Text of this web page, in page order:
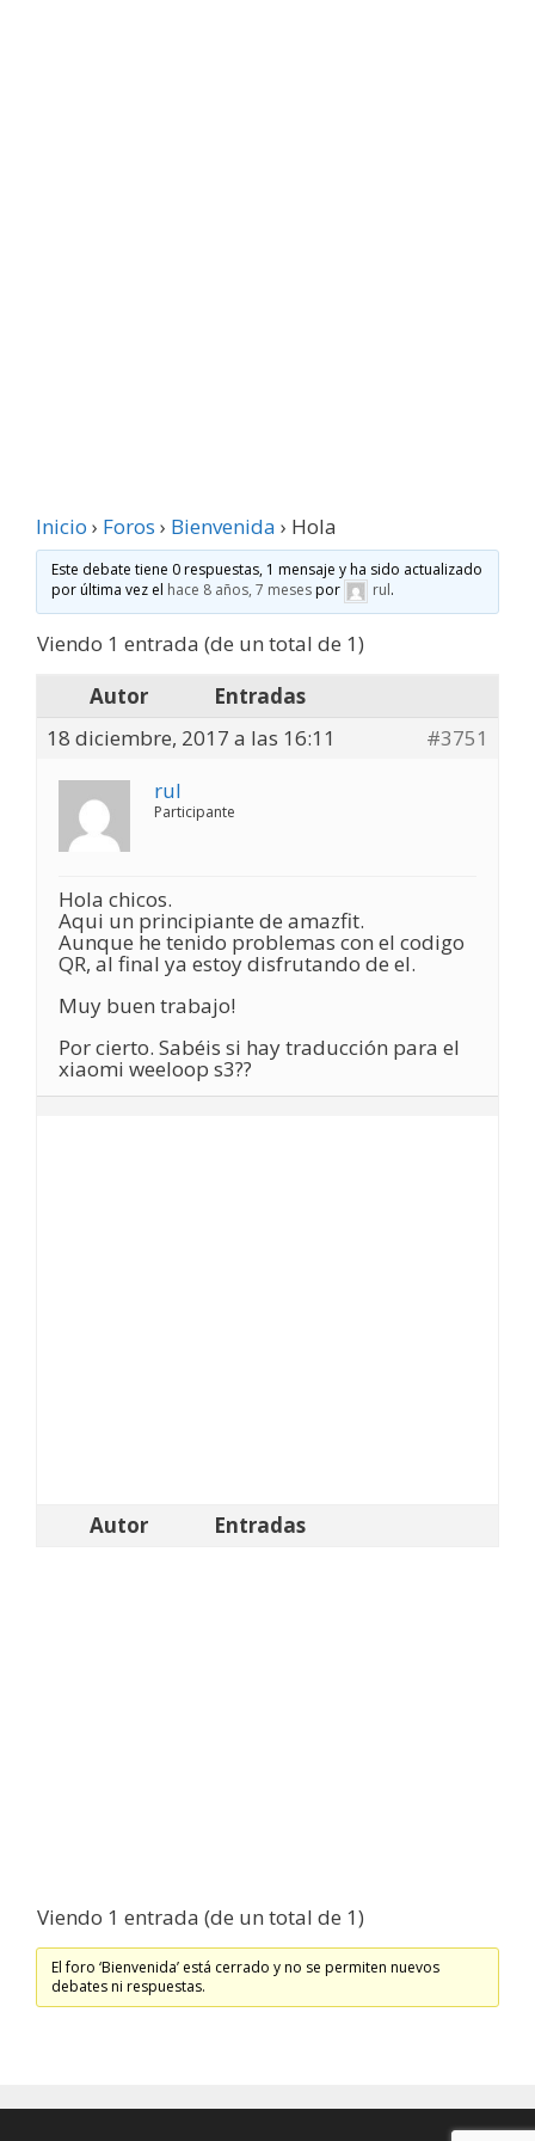
Inicio › Foros › Bienvenida › Hola
Este debate tiene 0 respuestas, 1 mensaje y ha sido actualizado
por última vez el hace 8 años, 7 mesespor rul.
Viendo 1 entrada (de un total de 1)
Autor
Entradas
18 diciembre, 2017 a las 16:11
#3751
rul
Participante
Hola chicos.
Aqui un principiante de amazfit.
Aunque he tenido problemas con el codigo
QR, al final ya estoy disfrutando de el.
Muy buen trabajo!
Por cierto. Sabéis si hay traducción para el
xiaomi weeloop s3??
Autor Entradas
Viendo 1 entrada (de un total de 1)
El foro ‘Bienvenida’ está cerrado y no se permiten nuevos
debates ni respuestas.